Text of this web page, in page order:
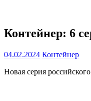
Контейнер: 6
04.02.2024 Контейнер
Новая серия